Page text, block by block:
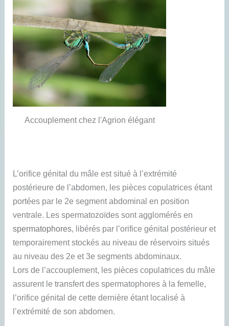
Accouplement chez l'Agrion élégant
L’orifice génital du mâle est situé à l’extrémité
postérieure de l’abdomen, les pièces copulatrices étant
portées par le 2e segment abdominal en position
ventrale. Les spermatozoïdes sont agglomérés en
spermatophores, libérés par l’orifice génital postérieur et
temporairement stockés au niveau de réservoirs situés
au niveau des 2e et 3e segments abdominaux.
Lors de l’accouplement, les pièces copulatrices du mâle
assurent le transfert des spermatophores à la femelle,
l’orifice génital de cette dernière étant localisé à
l’extrémité de son abdomen.